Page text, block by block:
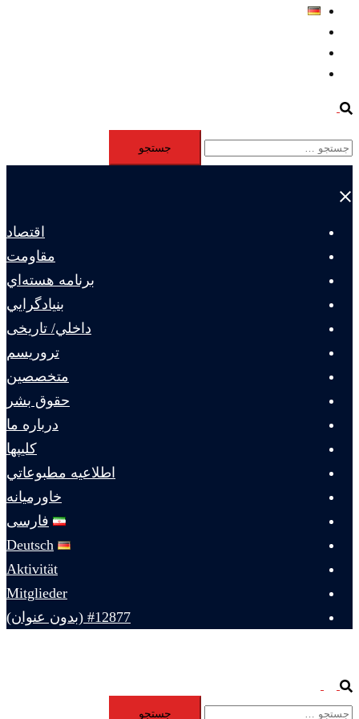
Search
جستجو
برای:
Close
اقتصاد
مقاومت
برنامه هسته‌اي
بنيادگرايي
داخلي/ تاریخی
تروريسم
متخصصين
حقوق بشر
درباره ما
كليپها
اطلاعيه مطبوعاتي
خاورميانه
فارسی
Deutsch
Aktivität
Mitglieder
#12877 (بدون عنوان)
Search
menuجستجو